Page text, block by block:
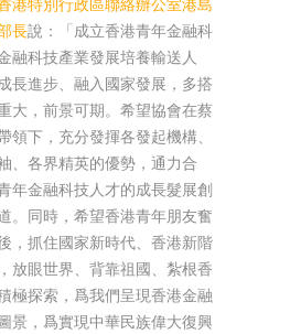
長說：「成立香港青年金融科
融科技產業發展培養輸送人
長進步、融入國家發展，多搭
大，前景可期。希望協會在蔡
領下，充分發揮各發起機構、
、各界精英的優勢，通力合
年金融科技人才的成長髮展創
。同時，希望香港青年朋友奮
，抓住國家新時代、香港新階
放眼世界、背靠祖國、紮根香
極探索，爲我們呈現香港金融
景，爲實現中華民族偉大復興